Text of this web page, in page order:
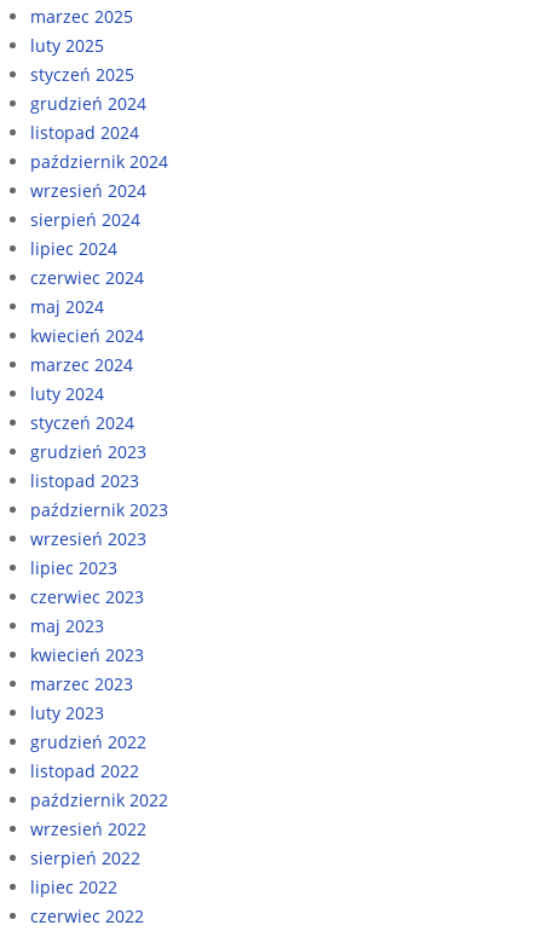
marzec 2025
luty 2025
styczeń 2025
grudzień 2024
listopad 2024
październik 2024
wrzesień 2024
sierpień 2024
lipiec 2024
czerwiec 2024
maj 2024
kwiecień 2024
marzec 2024
luty 2024
styczeń 2024
grudzień 2023
listopad 2023
październik 2023
wrzesień 2023
lipiec 2023
czerwiec 2023
maj 2023
kwiecień 2023
marzec 2023
luty 2023
grudzień 2022
listopad 2022
październik 2022
wrzesień 2022
sierpień 2022
lipiec 2022
czerwiec 2022